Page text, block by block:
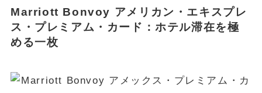
Marriott Bonvoy アメリカン・エキスプレ
ス・プレミアム・カード：ホテル滞在を極
める一枚